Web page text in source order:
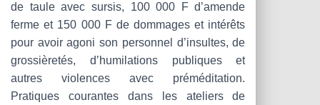
de taule avec sursis, 100 000 F d’amende
ferme et 150 000 F de dommages et intérêts
pour avoir agoni son personnel d’insultes, de
grossièretés, d’humilations publiques et
autres violences avec préméditation.
Pratiques courantes dans les ateliers de